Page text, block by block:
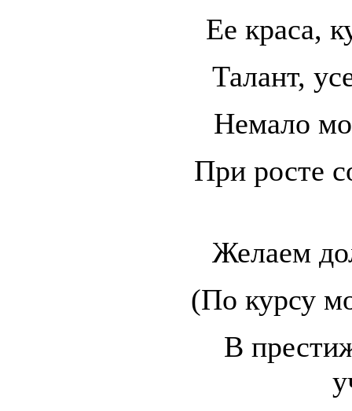
Ее краса,
Талант,
Немало
При росте
Желаем
(По курсу
В